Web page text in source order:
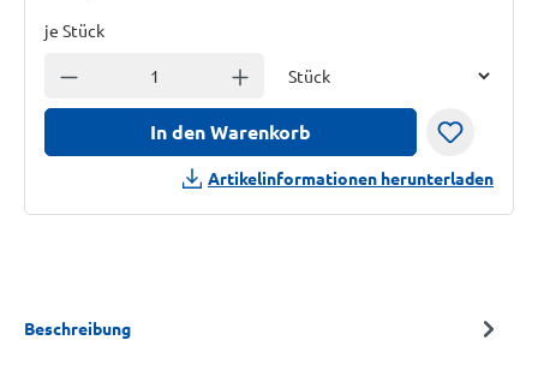
je Stück
Anzahl verringern Anzahl erhöhen
In den Warenkorb
Artikelinformationen herunterladen
Beschreibung